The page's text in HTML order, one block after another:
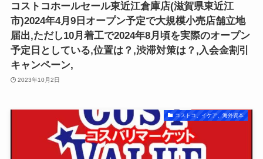
コストコホールセール東近江倉庫店(滋賀県東近江
市)2024年4月9日オープン予定で大規模小売店舗立地
届出,ただし10月着工で2024年8月頃を実際のオープン
予定日としている,位置は？,渋滞対策は？,入会金割引
キャンペーン,
2023年10月2日
コストコ、イケア、海外資本